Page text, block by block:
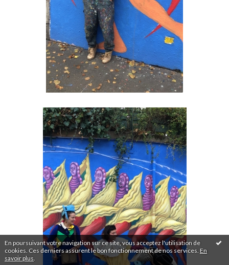
En poursuivant votre navigation sur ce site, vous acceptez l'utilisation de
cookies. Ces derniers assurent le bon fonctionnement de nos services. En
savoir plus